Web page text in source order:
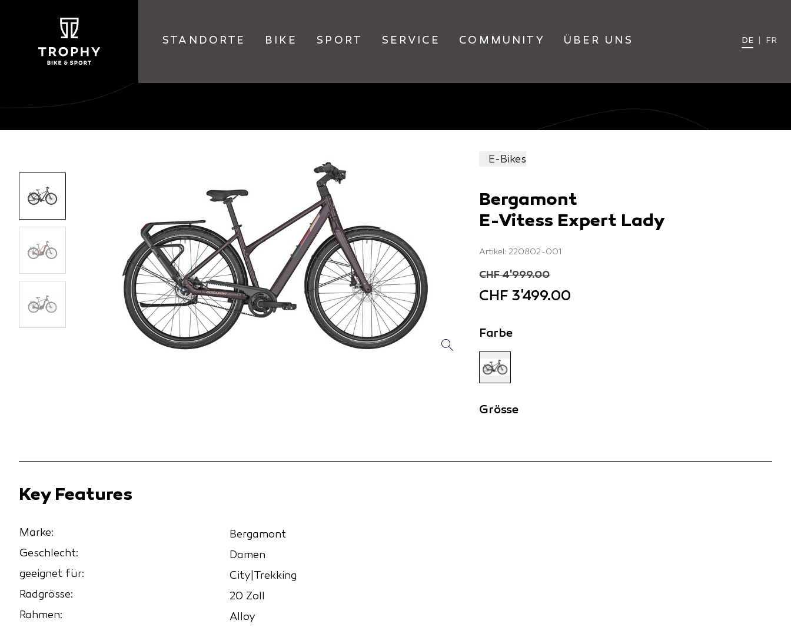
STANDORTE BIKE SPORT SERVICE COMMUNITY ÜBER UNS DE FR
E-Bikes
Bergamont
E-Vitess Expert Lady
Artikel: 220802-001
CHF 4'999.00
CHF 3'499.00
Farbe
Grösse
Key Features
Marke:
Bergamont
Geschlecht:
Damen
geeignet für:
City|Trekking
Radgrösse:
20 Zoll
Rahmen:
Alloy